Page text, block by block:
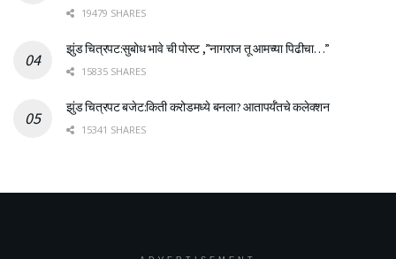
19479 SHARES
झुंड चित्रपट:सुबोध भावे ची पोस्ट ,”नागराज तू आमच्या पिढीचा…”
15835 SHARES
झुंड चित्रपट बजेट:किती करोडमध्ये बनला? आतापर्यँतचे कलेक्शन
15341 SHARES